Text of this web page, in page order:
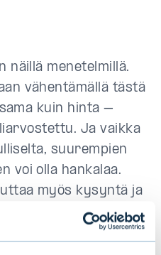
näillä menetelmillä.
vähentämällä tästä
kuin hinta –
Ja vaikka
suurempien
voi olla hankalaa.
myös kysyntä ja
hinta voi lyhyellä